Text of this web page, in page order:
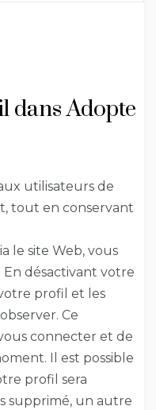
dans Adopte
utilisateurs de
tout en conservant
le site Web, vous
désactivant votre
profil et les
Ce
connecter et de
Il est possible
profil sera
supprimé, un autre